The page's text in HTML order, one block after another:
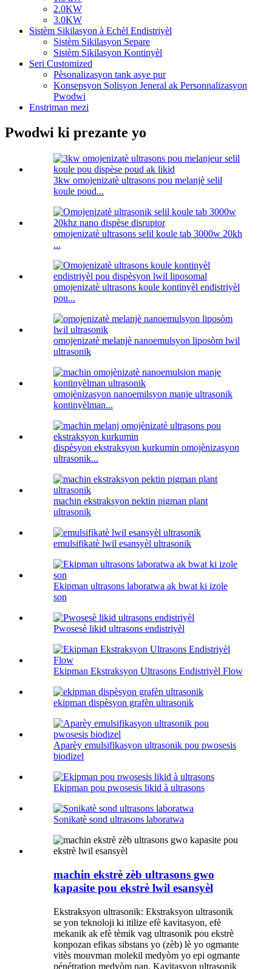
2.0KW
3.0KW
Sistèm Sikilasyon à Echèl Endistriyèl
Sistèm Sikilasyon Separe
Sistèm Sikilasyon Kontinyèl
Seri Customized
Pèsonalizasyon tank asye pur
Konsepsyon Solisyon Jeneral ak Personnalizasyon
Pwodwi
Enstriman mezi
Pwodwi ki prezante yo
3kw omojenizatè ultrasons pou melanjè selil
koule poud...
omojenizatè ultrasons selil koule tab 3000w 20kh
...
omojenizatè ultrasons koule kontinyèl endistriyèl
pou...
omojenizatè melanjè nanoemulsyon liposòm lwil
ultrasonik
omojènizasyon nanoemilsyon manje ultrasonik
kontinyèlman...
dispèsyon ekstraksyon kurkumin omojènizasyon
ultrasonik...
machin ekstraksyon pektin pigman plant
ultrasonik
emulsifikatè lwil esansyèl ultrasonik
Ekipman ultrasons laboratwa ak bwat ki izole
son
Pwosesè likid ultrasons endistriyèl
Ekipman Ekstraksyon Ultrasons Endistriyèl Flow
ekipman dispèsyon grafèn ultrasonik
Aparèy emulsifikasyon ultrasonik pou pwosesis
biodizel
Ekipman pou pwosesis likid à ultrasons
Sonikatè sond ultrasons laboratwa
machin ekstrè zèb ultrasons gwo
kapasite pou ekstrè lwil esansyèl
Ekstraksyon ultrasonik: Ekstraksyon ultrasonik
se yon teknoloji ki itilize efè kavitasyon, efè
mekanik ak efè tèmik vag ultrasonik pou ekstrè
konpozan efikas sibstans yo (zèb) lè yo ogmante
vitès mouvman molekil medyòm yo epi ogmante
pénétration medyòm nan. Kavitasyon ultrasonik